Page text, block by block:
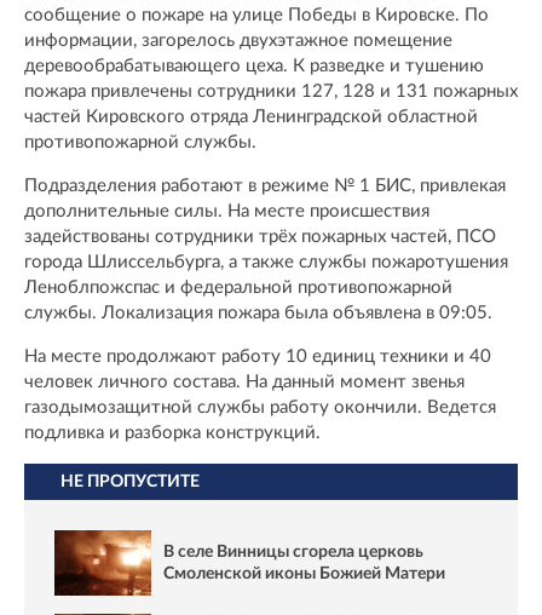
сообщение о пожаре на улице Победы в Кировске. По
информации, загорелось двухэтажное помещение
деревообрабатывающего цеха. К разведке и тушению
пожара привлечены сотрудники 127, 128 и 131 пожарных
частей Кировского отряда Ленинградской областной
противопожарной службы.
Подразделения работают в режиме № 1 БИС, привлекая
дополнительные силы. На месте происшествия
задействованы сотрудники трёх пожарных частей, ПСО
города Шлиссельбурга, а также службы пожаротушения
Леноблпожспас и федеральной противопожарной
службы. Локализация пожара была объявлена в 09:05.
На месте продолжают работу 10 единиц техники и 40
человек личного состава. На данный момент звенья
газодымозащитной службы работу окончили. Ведется
подливка и разборка конструкций.
НЕ ПРОПУСТИТЕ
В селе Винницы сгорела церковь
Смоленской иконы Божией Матери